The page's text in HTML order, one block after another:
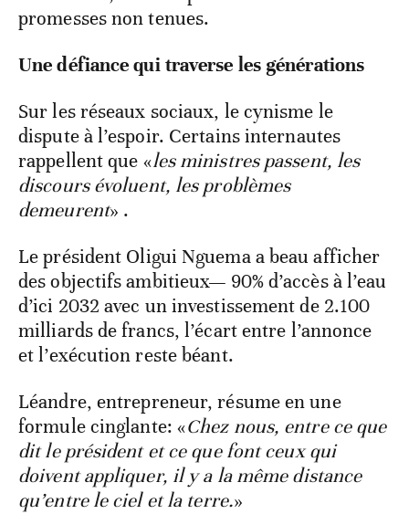
promesses non tenues.
Une défiance qui traverse les générations
Sur les réseaux sociaux, le cynisme le
dispute à l’espoir. Certains internautes
rappellent que «les ministres passent, les
discours évoluent, les problèmes
demeurent» .
Le président Oligui Nguema a beau afficher
des objectifs ambitieux— 90% d’accès à l’eau
d’ici 2032 avec un investissement de 2.100
milliards de francs, l’écart entre l’annonce
et l’exécution reste béant.
Léandre, entrepreneur, résume en une
formule cinglante: «Chez nous, entre ce que
dit le président et ce que font ceux qui
doivent appliquer, il y a la même distance
qu’entre le ciel et la terre.»